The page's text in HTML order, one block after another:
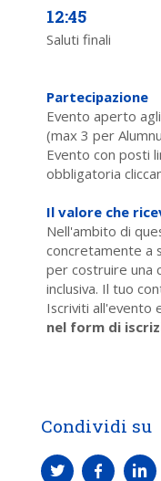
12:45
Saluti finali
Partecipazione
Evento aperto
(max 3 per
Evento con posti
obbligatoria
Il valore che
Nell'ambito di
concretamente a
per costruire una
inclusiva. Il tuo
Iscriviti all'evento
nel form di
Condividi su